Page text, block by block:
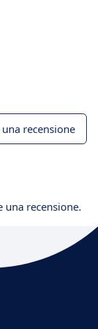
una recensione
una recensione.